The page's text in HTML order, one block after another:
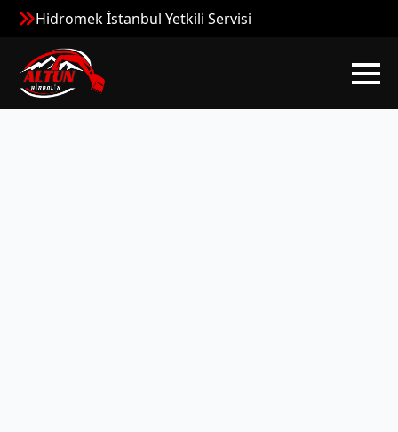
Hidromek İstanbul Yetkili Servisi